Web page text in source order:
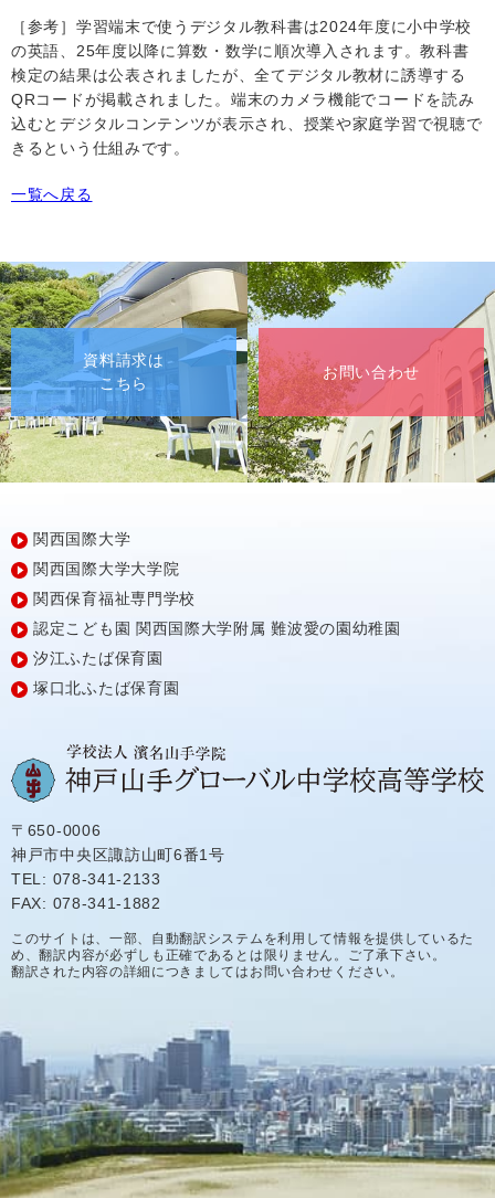
［参考］学習端末で使うデジタル教科書は2024年度に小中学校
の英語、 25年度以降に算数・数学に順次導入されます。教科書
検定の結果は公表されましたが、全てデジタル教材に誘導する
QRコードが掲載されました。端末のカメラ機能でコードを読み
込むとデジタルコンテンツが表示され、授業や家庭学習で視聴で
きるという仕組みです。
一覧へ戻る
資料請求は
こちら
お問い合わせ
関西国際大学
関西国際大学大学院
関西保育福祉専門学校
認定こども園 関西国際大学附属 難波愛の園幼稚園
汐江ふたば保育園
塚口北ふたば保育園
〒650-0006
神戸市中央区諏訪山町6番1号
TEL: 078-341-2133
FAX: 078-341-1882
このサイトは、一部、自動翻訳システムを利用して情報を提供しているた
め、翻訳内容が必ずしも正確であるとは限りません。ご了承下さい。
翻訳された内容の詳細につきましてはお問い合わせください。